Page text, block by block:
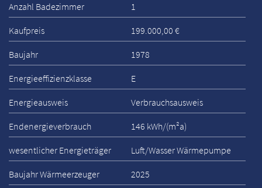
Anzahl Badezimmer 1
Kaufpreis 199.000,00 €
Baujahr 1978
Energieeffizienzklasse E
Energieausweis Verbrauchsausweis
Endenergieverbrauch 146 kWh/(m²a)
wesentlicher Energieträger Luft/Wasser Wärmepumpe
Baujahr Wärmeerzeuger 2025